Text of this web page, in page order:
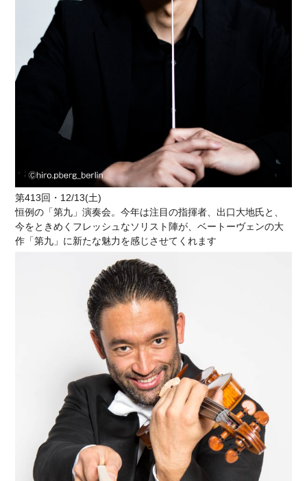
第413回・12/13(土)
恒例の「第九」演奏会。今年は注目の指揮者、出口大地氏と、
今をときめくフレッシュなソリスト陣が、ベートーヴェンの大
作「第九」に新たな魅力を感じさせてくれます